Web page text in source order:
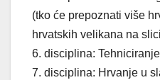
(tko će prepoznati više
hrvatskih velikana na
6. disciplina:
7. disciplina: Hrvanje u